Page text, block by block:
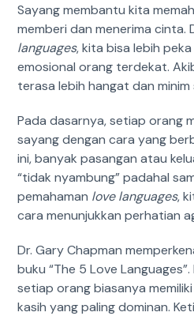
Sayangmembantu kita
memberi dan menerima cinta.
languages, kita bisa lebih
emosional orang terdekat.
terasa lebih hangat dan minim
Pada dasarnya, setiap orang
sayang dengan cara yang
ini, banyak pasangan atau
“tidak nyambung” padahal
pemahaman love languages,
cara menunjukkan perhatian
Dr. Gary Chapman
buku “The 5 Love
setiap orang biasanya
kasih yang paling dominan.